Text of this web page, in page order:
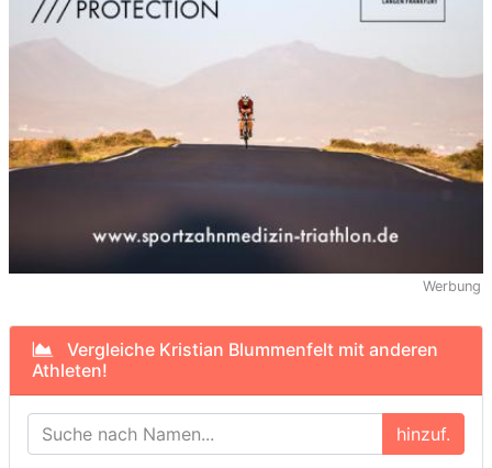
Werbung
Vergleiche Kristian Blummenfelt mit anderen
Athleten!
hinzuf.